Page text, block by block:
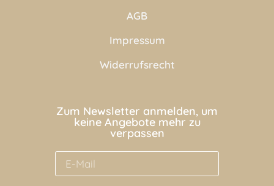
AGB
Impressum
Widerrufsrecht
Zum Newsletter anmelden, um
keine Angebote mehr zu
verpassen